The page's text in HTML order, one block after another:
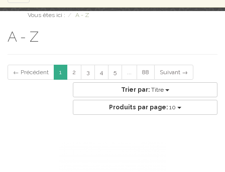
navigation
Vous êtes ici : A - Z
A - Z
← Précédent 1 2 3 4 5 ... 88 Suivant →
Trier par: Titre
Produits par page: 10